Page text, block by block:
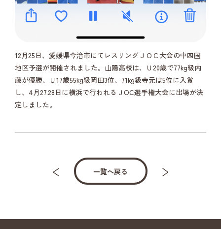
12月25日、愛媛県今治市にてレスリングＪＯＣ大会の中四国
地区予選が開催されました。山陽高校は、Ｕ20歳で77kg級内
藤が優勝、Ｕ17歳55kg級岡田3位、71kg級寺元は5位に入賞
し、4月27.28日に横浜で行われるＪOC選手権大会に出場が決
定しました。
一覧へ戻る